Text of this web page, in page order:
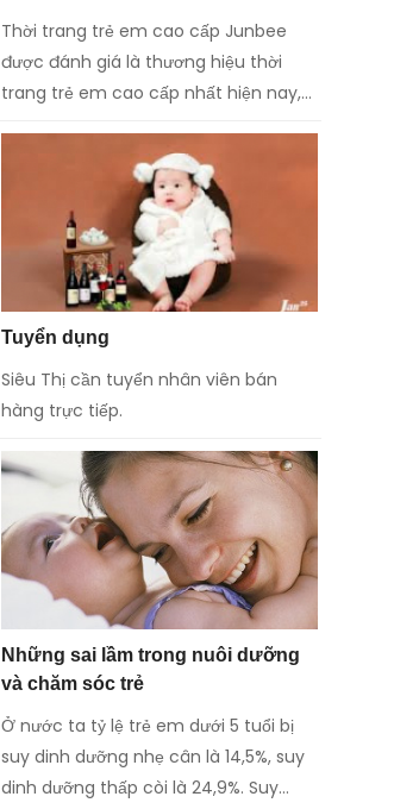
Thời trang trẻ em cao cấp Junbee
được đánh giá là thương hiệu thời
trang trẻ em cao cấp nhất hiện nay,
Tuyển dụng
Siêu Thị cần tuyển nhân viên bán
hàng trực tiếp.
Những sai lầm trong nuôi dưỡng
và chăm sóc trẻ
Ở nước ta tỷ lệ trẻ em dưới 5 tuổi bị
suy dinh dưỡng nhẹ cân là 14,5%, suy
dinh dưỡng thấp còi là 24,9%. Suy